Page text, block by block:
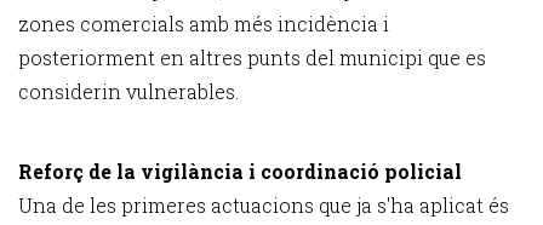
zones comercials amb més incidència i
posteriorment en altres punts del municipi que es
considerin vulnerables.
Reforç de la vigilància i coordinació policial
Una de les primeres actuacions que ja s'ha aplicat és